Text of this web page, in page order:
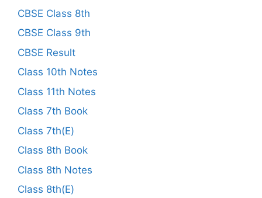
CBSE Class 8th
CBSE Class 9th
CBSE Result
Class 10th Notes
Class 11th Notes
Class 7th Book
Class 7th(E)
Class 8th Book
Class 8th Notes
Class 8th(E)